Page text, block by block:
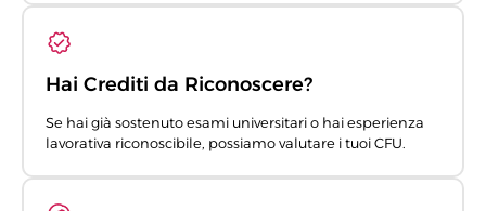
Hai Crediti da Riconoscere?
Se hai già sostenuto esami universitari o hai esperienza
lavorativa riconoscibile, possiamo valutare i tuoi CFU.